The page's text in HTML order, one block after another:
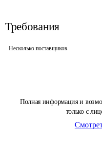
Полная информация и
только с
Требования
Несколько поставщиков